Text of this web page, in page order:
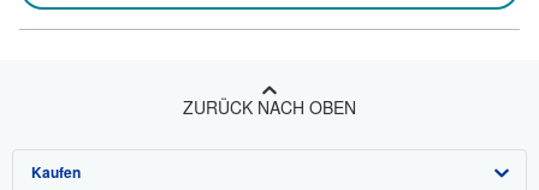
ZURÜCK NACH OBEN
Kaufen